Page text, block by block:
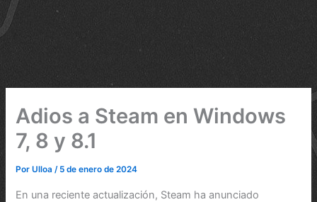
Adios a Steam en Windows
7, 8 y 8.1
PorUlloa/ 5 de enero de 2024
En una reciente actualización, Steam ha anunciado